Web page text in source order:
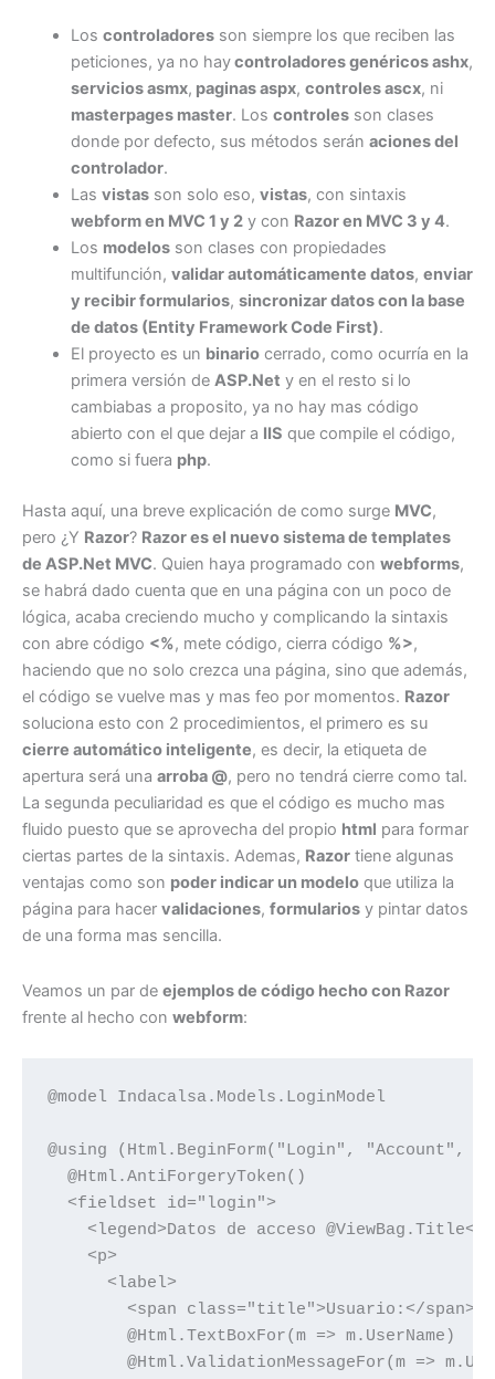
Los controladoresson siempre los que reciben las
peticiones, ya no haycontroladores genéricos ashx,
servicios asmx, paginas aspx, controles ascx, ni
masterpages master. Los controlesson clases
donde por defecto, sus métodos serán aciones del
controlador.
Las vistasson solo eso, vistas, con sintaxis
webform en MVC 1 y 2y con Razor en MVC 3 y 4.
Los modelosson clases con propiedades
multifunción, validar automáticamente datos, enviar
y recibir formularios, sincronizar datos con la base
de datos (Entity Framework Code First).
El proyecto es un binariocerrado, como ocurría en la
primera versión de ASP.Net y en el resto si lo
cambiabas a proposito, ya no hay mas código
abierto con el que dejar a IIS que compile el código,
como si fuera php.
Hasta aquí, una breve explicación de como surge MVC,
pero ¿Y Razor? Razor es el nuevo sistema de templates
de ASP.Net MVC. Quien haya programado con webforms,
se habrá dado cuenta que en una página con un poco de
lógica, acaba creciendo mucho y complicando la sintaxis
con abre código <%, mete código, cierra código %>,
haciendo que no solo crezca una página, sino que además,
el código se vuelve mas y mas feo por momentos. Razor
soluciona esto con 2 procedimientos, el primero es su
cierre automático inteligente, es decir, la etiqueta de
apertura será una arroba @, pero no tendrá cierre como tal.
La segunda peculiaridad es que el código es mucho mas
fluido puesto que se aprovecha del propio html para formar
ciertas partes de la sintaxis. Ademas, Razor tiene algunas
ventajas como son poder indicar un modelo que utiliza la
página para hacer validaciones, formularios y pintar datos
de una forma mas sencilla.
Veamos un par de ejemplos de código hecho con Razor
frente al hecho con webform:
@model Indacalsa.Models.LoginModel
@using (Html.BeginForm("Login", "Account",
  @Html.AntiForgeryToken()
  <fieldset id="login">
<legend>Datos de acceso @ViewBag.Title</
    <p>
      <label>
        <span class="title">Usuario:</span>
        @Html.TextBoxFor(m => m.UserName)
@Html.ValidationMessageFor(m =>